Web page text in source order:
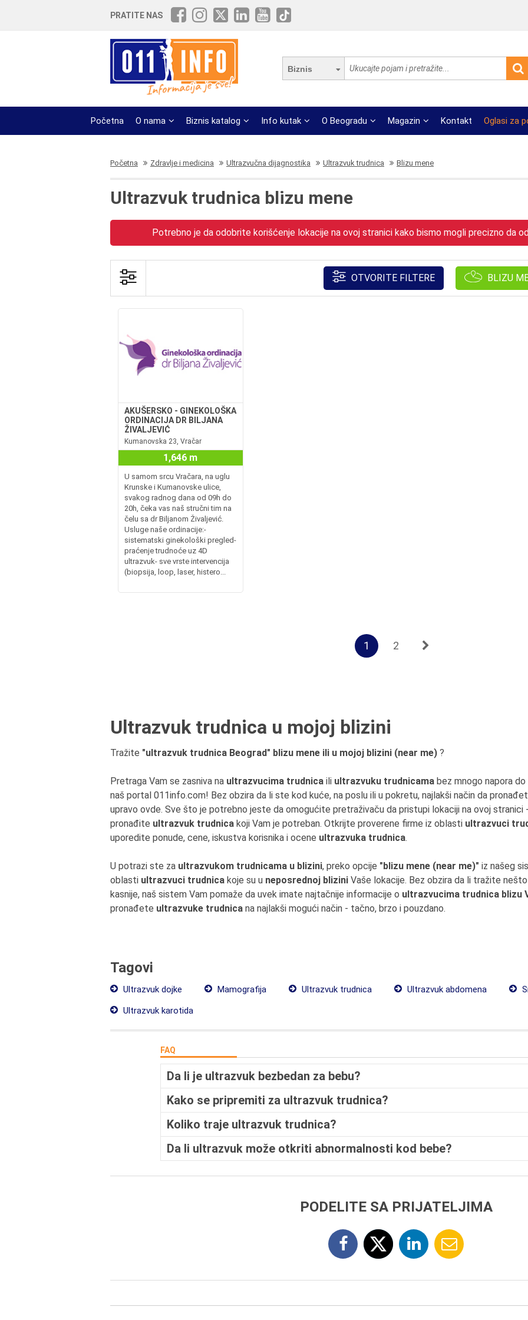
PRATITE NAS
Biznis
Početna O nama Biznis katalog Info kutak O Beogradu Magazin Kontakt Oglasi za
Početna Zdravlje i medicina Ultrazvučna dijagnostika Ultrazvuk trudnica Blizu mene
Ultrazvuk trudnica blizu mene
Potrebno je da odobrite korišćenje lokacije na ovoj stranici kako bismo mogli precizno da
OTVORITE FILTERE BLIZU
AKUŠERSKO - GINEKOLOŠKA
ORDINACIJA DR BILJANA
ŽIVALJEVIĆ
Kumanovska 23, Vračar
1,646 m
U samom srcu Vračara, na uglu
Krunske i Kumanovske ulice,
svakog radnog dana od 09h do
20h, čeka vas naš stručni tim na
čelu sa dr Biljanom Živaljević.
Usluge naše ordinacije:-
sistematski ginekološki pregled-
praćenje trudnoće uz 4D
ultrazvuk- sve vrste intervencija
(biopsija, loop, laser, histero...
1 2
Ultrazvuk trudnica u mojoj blizini
Tražite "ultrazvuk trudnica Beograd" blizu mene ili u mojoj blizini (near me) ?
Pretraga Vam se zasniva na ultrazvucima trudnica ili ultrazvuku trudnicama bez mnogo napora do
naš portal 011info.com! Bez obzira da li ste kod kuće, na poslu ili u pokretu, najlakši način da
upravo ovde. Sve što je potrebno jeste da omogućite pretraživaču da pristupi lokaciji na ovoj stranici
pronađite ultrazvuk trudnica koji Vam je potreban. Otkrijte proverene firme iz oblasti ultrazvuci
uporedite ponude, cene, iskustva korisnika i ocene ultrazvuka trudnica.
U potrazi ste za ultrazvukom trudnicama u blizini, preko opcije "blizu mene (near me)" iz našeg
oblasti ultrazvuci trudnica koje su u neposrednoj blizini Vaše lokacije. Bez obzira da li tražite
kasnije, naš sistem Vam pomaže da uvek imate najtačnije informacije o ultrazvucima trudnica blizu
pronađete ultrazvuke trudnica na najlakši mogući način - tačno, brzo i pouzdano.
Tagovi
Ultrazvuk dojke Mamografija Ultrazvuk trudnica Ultrazvuk abdomena
Ultrazvuk karotida
FAQ
Da li je ultrazvuk bezbedan za bebu?
Kako se pripremiti za ultrazvuk trudnica?
Koliko traje ultrazvuk trudnica?
Da li ultrazvuk može otkriti abnormalnosti kod bebe?
PODELITE SA PRIJATELJIMA